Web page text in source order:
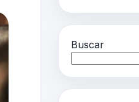
Buscar